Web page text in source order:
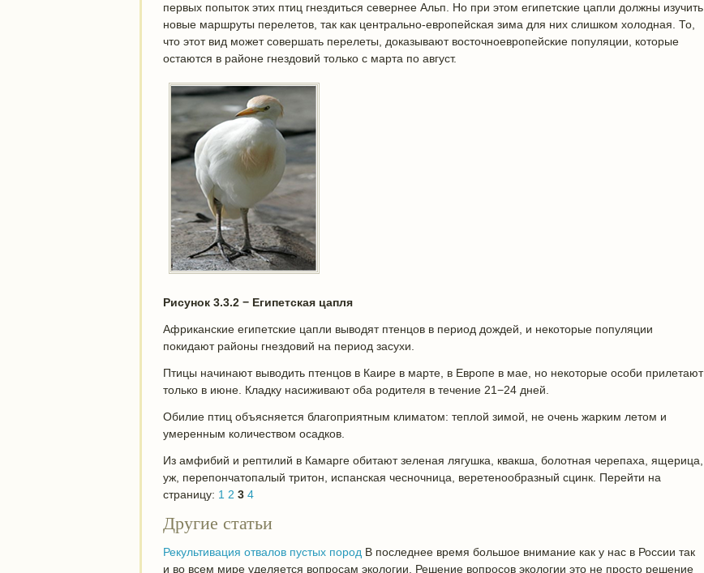
первых попыток этих птиц гнездиться севернее Альп. Но при этом египетские цапли должны изучить
новые маршруты перелетов, так как центрально-европейская зима для них слишком холодная. То,
что этот вид может совершать перелеты, доказывают восточноевропейские популяции, которые
остаются в районе гнездовий только с марта по август.
Рисунок 3.3.2 − Египетская цапля
Африканские египетские цапли выводят птенцов в период дождей, и некоторые популяции
покидают районы гнездовий на период засухи.
Птицы начинают выводить птенцов в Каире в марте, в Европе в мае, но некоторые особи прилетают
только в июне. Кладку насиживают оба родителя в течение 21−24 дней.
Обилие птиц объясняется благоприятным климатом: теплой зимой, не очень жарким летом и
умеренным количеством осадков.
Из амфибий и рептилий в Камарге обитают зеленая лягушка, квакша, болотная черепаха, ящерица,
уж, перепончатопалый тритон, испанская чесночница, веретенообразный сцинк. Перейти на
страницу: 1 2 3 4
Другие статьи
Рекультивация отвалов пустых пород В последнее время большое внимание как у нас в России так
и во всем мире уделяется вопросам экологии. Решение вопросов экологии это не просто решение